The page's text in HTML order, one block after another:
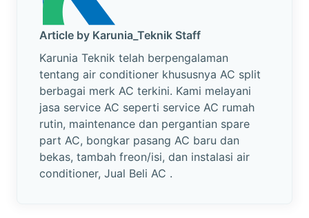
Article by Karunia_Teknik Staff
Karunia Teknik telah berpengalaman
tentang air conditioner khususnya AC split
berbagai merk AC terkini. Kami melayani
jasa service AC seperti service AC rumah
rutin, maintenance dan pergantian spare
part AC, bongkar pasang AC baru dan
bekas, tambah freon/isi, dan instalasi air
conditioner, Jual Beli AC .